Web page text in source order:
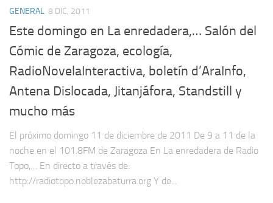
GENERAL 8 DIC, 2011
Este domingo en La enredadera,… Salón del
Cómic de Zaragoza, ecología,
RadioNovelaInteractiva, boletín d’AraInfo,
Antena Dislocada, Jitanjáfora, Standstill y
mucho más
El próximo domingo 11 de diciembre de 2011 De 9 a 11 de la
noche en el 101.8FM de Zaragoza En La enredadera de Radio
Topo,… En directo a través de:
http://radiotopo.noblezabaturra.org Y de...